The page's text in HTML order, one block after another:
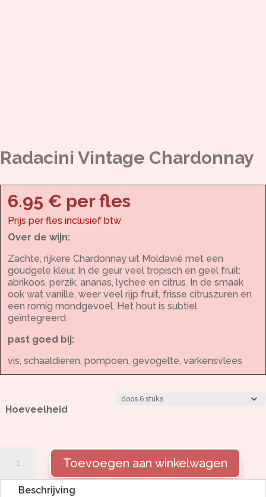
Radacini Vintage Chardonnay
6.95 € per fles
Prijs per fles inclusief btw
Over de wijn:
Zachte, rijkere Chardonnay uit Moldavië met een
goudgele kleur. In de geur veel tropisch en geel fruit:
abrikoos, perzik, ananas, lychee en citrus. In de smaak
ook wat vanille, weer veel rijp fruit, frisse citruszuren en
een romig mondgevoel. Het hout is subtiel
geïntegreerd.
past goed bij:
vis, schaaldieren, pompoen, gevogelte, varkensvlees
Hoeveelheid
Vintage
Chardonnay
aantal
Toevoegen aan winkelwagen
Beschrijving